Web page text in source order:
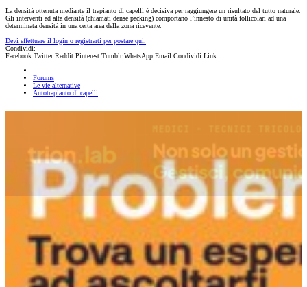
La densità ottenuta mediante il trapianto di capelli è decisiva per raggiungere un risultato del tutto naturale.
Gli interventi ad alta densità (chiamati dense packing) comportano l’innesto di unità follicolari ad una
determinata densità in una certa area della zona ricevente.
Devi effettuare il login o registrarti per postare qui.
Condividi:
Facebook Twitter Reddit Pinterest Tumblr WhatsApp Email Condividi Link
Forums
Le vie alternative
Autotrapianto di capelli